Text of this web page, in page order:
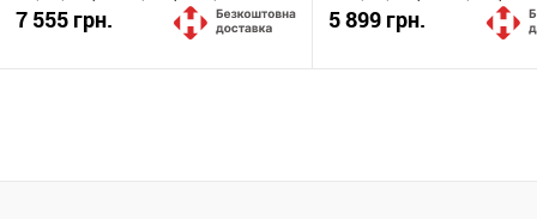
7 555 грн. 5 899 грн.